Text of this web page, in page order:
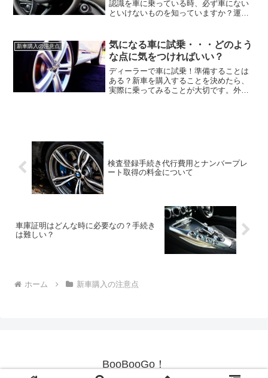
認識を車に乗っている時、必ず車にない
といけないものを知っていますか？運転
ておかなければならないものが２つあり
ます。まず１つめが、車検...
新車購入の注意点
気になる車に試乗・・・どのよう
な点に気をつければいい？
ディーラーで車に試乗！準備することは
ある？新車を購入することを決めたら、
実際に乗ってみることが大切です。外見
検査登録手続き代行費用とナンバープレ
ート取得の料金について
車庫証明はどんな時に必要なの？手続き
は難しい？
ホーム 新車購入の注意点
BooBooGo！